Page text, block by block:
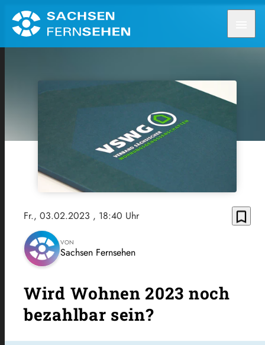
Fr., 03.02.2023 , 18:40 Uhr bookmark_border
VON
Sachsen Fernsehen
Wird Wohnen 2023 noch
bezahlbar sein?